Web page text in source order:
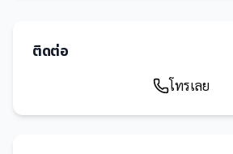
ติดต่อ
โทรเลย